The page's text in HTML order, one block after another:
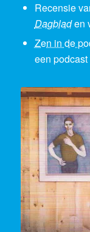
Recensie
Dagbladen
Zen in de
een
Universiteit
Permanent
Fame Gets to
Wetering in
Speaker
history in
historian
working on the